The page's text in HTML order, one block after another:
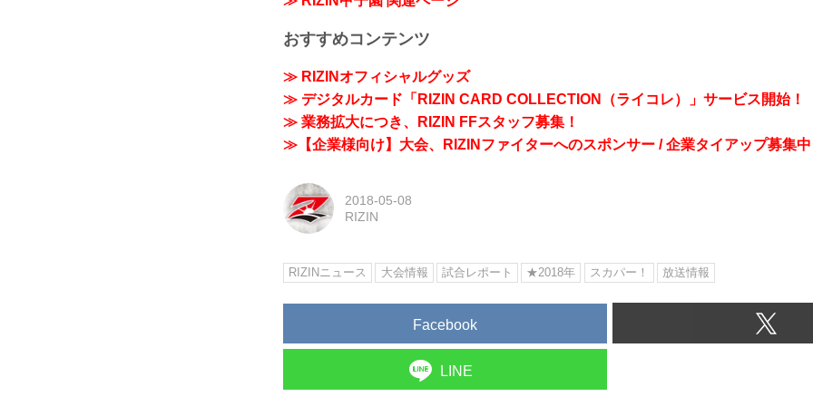
おすすめコンテンツ
≫ RIZINオフィシャルグッズ
≫ デジタルカード「RIZIN CARD COLLECTION（ライコレ）」サービス開始！
≫ 業務拡大につき、RIZIN FFスタッフ募集！
≫【企業様向け】大会、RIZINファイターへのスポンサー / 企業タイアップ募集
2018-05-08
RIZIN
RIZINニュース 大会情報 試合レポート ★2018年 スカパー！ 放送情報
Facebook
LINE